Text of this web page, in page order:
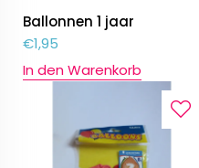
Ballonnen 1 jaar
€1,95
In den Warenkorb